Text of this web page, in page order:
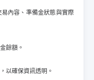
內容、準備金狀態與實際
餘額。
以確保資訊透明。